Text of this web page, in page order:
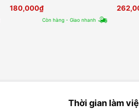
180,000₫
Còn hàng - Giao nhanh
Thời gian làm